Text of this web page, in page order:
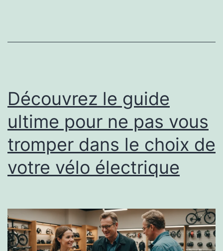
Découvrez le guide
ultime pour ne pas vous
tromper dans le choix de
votre vélo électrique